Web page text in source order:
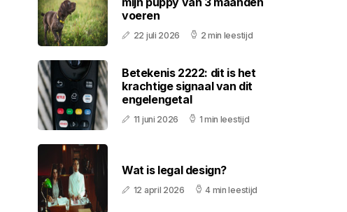
voeren
22 juli 2026 2 min leestijd
Betekenis 2222: dit is het
krachtige signaal van dit
engelengetal
11 juni 2026 1 min leestijd
Wat is legal design?
12 april 2026 4 min leestijd